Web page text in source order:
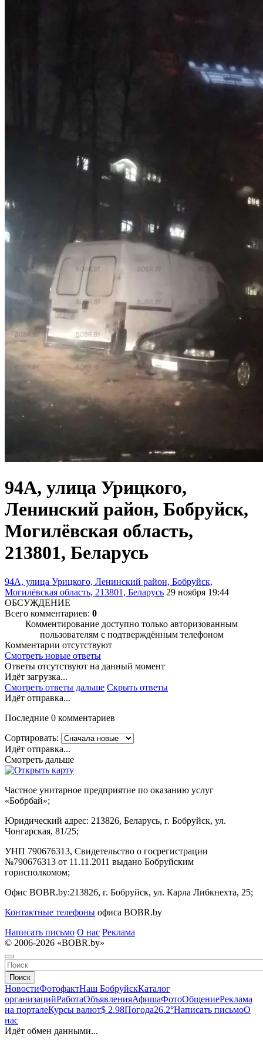
94А, улица Урицкого,
Ленинский район, Бобруйск,
Могилёвская область,
213801, Беларусь
94А, улица Урицкого, Ленинский район, Бобруйск,
Могилёвская область, 213801, Беларусь 29 ноября 19:44
ОБСУЖДЕНИЕ
Всего комментариев: 0
Комментирование доступно только авторизованным
пользователям с подтверждённым телефоном
Комментарии отсутствуют
Смотреть новые ответы
Ответы отсутствуют на данный момент
Идёт загрузка...
Смотреть ответы дальше Скрыть ответы
Идёт отправка...
Последние 0 комментариев
Сортировать:
Идёт отправка...
Смотреть дальше
Частное унитарное предприятие по оказанию услуг
«Бобрбай»;
Юридический адрес: 213826, Беларусь, г. Бобруйск, ул.
Чонгарская, 81/25;
УНП 790676313, Свидетельство о госрегистрации
№790676313 от 11.11.2011 выдано Бобруйским
горисполкомом;
Офис BOBR.by:213826, г. Бобруйск, ул. Карла Либкнехта, 25;
Контактные телефоны офиса BOBR.by
Написать письмо О нас Реклама
© 2006-2026 «BOBR.by»
Поиск
НовостиФотофактНаш БобруйскКаталог
организацийРаботаОбъявленияАфишаФотоОбщениеРеклама
на порталеКурсы валют$ 2.98Погода26.2°Написать письмоО
нас
Идёт обмен данными...